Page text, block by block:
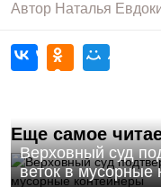
Автор Наталья
Еще самое
Верховный суд
веток в мусорные